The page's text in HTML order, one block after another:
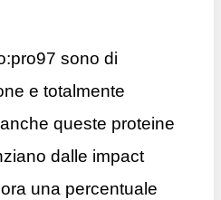
sono di
e totalmente
queste proteine
dalle impact
una percentuale